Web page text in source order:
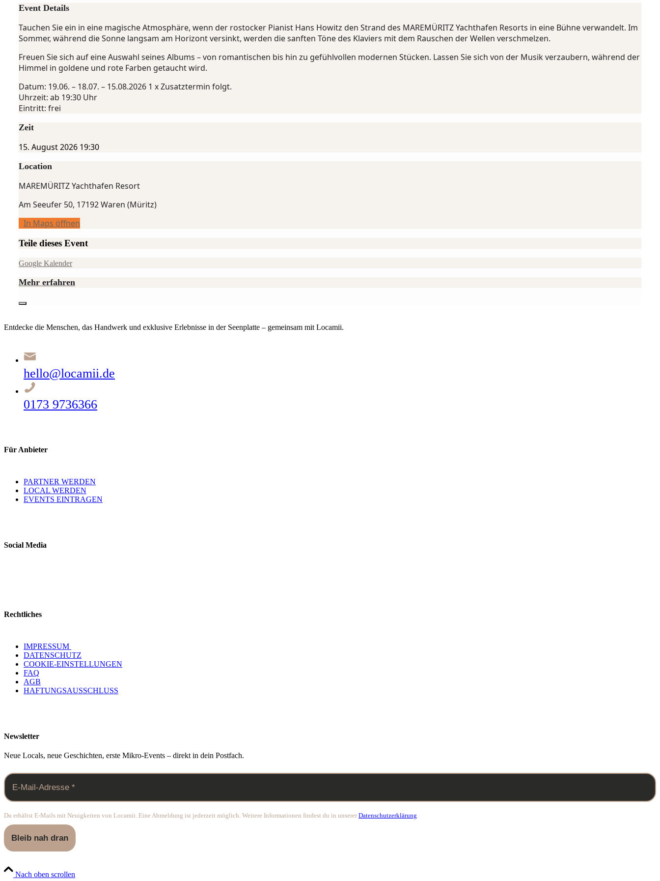
Event Details
Tauchen Sie ein in eine magische Atmosphäre, wenn der rostocker Pianist Hans Howitz den Strand des MAREMÜRITZ Yachthafen Resorts in eine Bühne verwandelt. Im
Sommer, während die Sonne langsam am Horizont versinkt, werden die sanften Töne des Klaviers mit dem Rauschen der Wellen verschmelzen.
Freuen Sie sich auf eine Auswahl seines Albums – von romantischen bis hin zu gefühlvollen modernen Stücken. Lassen Sie sich von der Musik verzaubern, während der
Himmel in goldene und rote Farben getaucht wird.
Datum: 19.06. – 18.07. – 15.08.2026 1 x Zusatztermin folgt.
Uhrzeit: ab 19:30 Uhr
Eintritt: frei
Zeit
15. August 2026 19:30
Location
MAREMÜRITZ Yachthafen Resort
Am Seeufer 50, 17192 Waren (Müritz)
In Maps öffnen
Teile dieses Event
Google Kalender
Mehr erfahren
Entdecke die Menschen, das Handwerk und exklusive Erlebnisse in der Seenplatte – gemeinsam mit Locamii.
hello@locamii.de
0173 9736366
Für Anbieter
PARTNER WERDEN
LOCAL WERDEN
EVENTS EINTRAGEN
Social Media
Rechtliches
IMPRESSUM
DATENSCHUTZ
COOKIE-EINSTELLUNGEN
FAQ
AGB
HAFTUNGSAUSSCHLUSS
Newsletter
Neue Locals, neue Geschichten, erste Mikro-Events – direkt in dein Postfach.
Du erhältst E-Mails mit Neuigkeiten von Locamii. Eine Abmeldung ist jederzeit möglich. Weitere Informationen findest du in unsererDatenschutzerklärung.
Nach oben scrollen